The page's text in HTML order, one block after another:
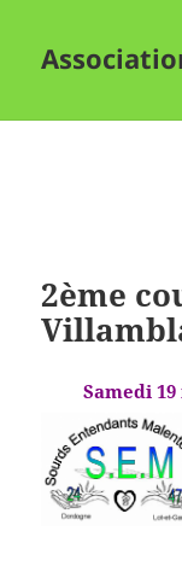
2ème
Samedi 19